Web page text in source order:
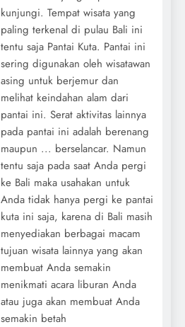
kunjungi. Tempat wisata yang
paling terkenal di pulau Bali ini
tentu saja Pantai Kuta. Pantai ini
sering digunakan oleh wisatawan
asing untuk berjemur dan
melihat keindahan alam dari
pantai ini. Serat aktivitas lainnya
pada pantai ini adalah berenang
maupun ... berselancar. Namun
tentu saja pada saat Anda pergi
ke Bali maka usahakan untuk
Anda tidak hanya pergi ke pantai
kuta ini saja, karena di Bali masih
menyediakan berbagai macam
tujuan wisata lainnya yang akan
membuat Anda semakin
menikmati acara liburan Anda
atau juga akan membuat Anda
semakin betah